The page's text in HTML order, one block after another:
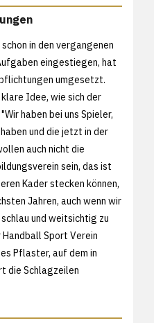
in den vergangenen
eingestiegen, hat
umgesetzt.
Idee, wie sich der
haben bei uns Spieler,
und die jetzt in der
auch nicht die
sein, das ist
Kader stecken können,
Jahren, auch wenn wir
und weitsichtig zu
Handball Sport Verein
Pflaster, auf dem in
die Schlagzeilen